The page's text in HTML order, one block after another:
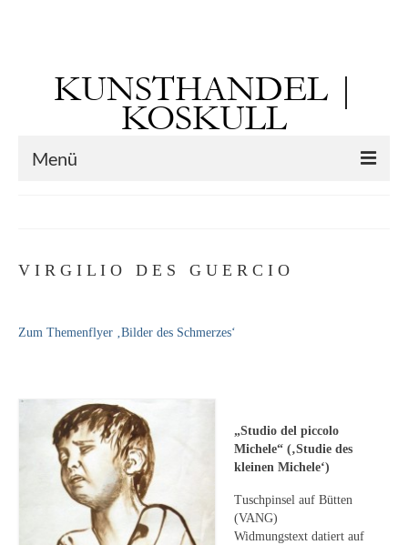
KUNSTHANDEL |
KOSKULL
Menü
– 02.06.1851 ebd.)
Leonhard Heinrich Hessel
George Paice
Johann Georg Strobel
Ludwig Martin Wilberg
V I R G I L I O D E S G U E R C I O
Zum Themenflyer ‚Bilder des Schmerzes‘
„Studio del piccolo
Michele“ (‚Studie des
kleinen Michele‘)
Tuschpinsel auf Bütten
(VANG)
Widmungstext datiert auf